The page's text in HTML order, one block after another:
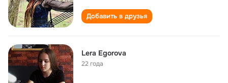
Добавить в друзья
Lera Egorova
22 года